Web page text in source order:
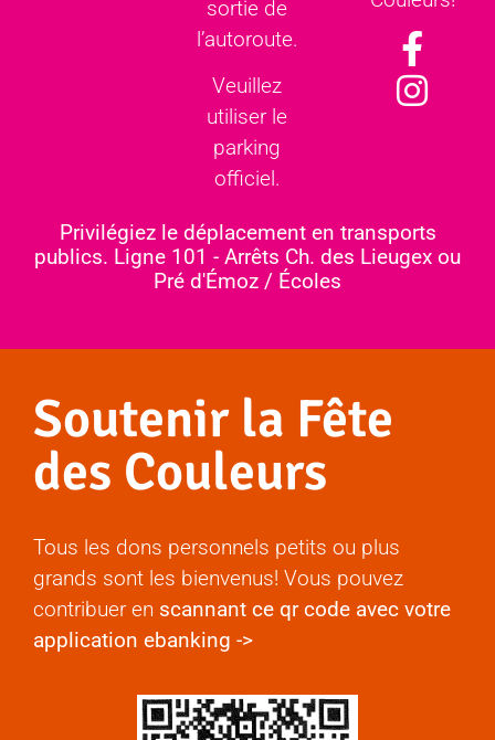
sortie de
l’autoroute.
Veuillez
utiliser le
parking
officiel.
Privilégiez le déplacement en transports
publics. Ligne 101 - Arrêts Ch. des Lieugex ou
Pré d'Émoz / Écoles
Soutenir la Fête
des Couleurs
Tous les dons personnels petits ou plus
grands sont les bienvenus! Vous pouvez
contribuer en scannant ce qr code avec votre
application ebanking ->